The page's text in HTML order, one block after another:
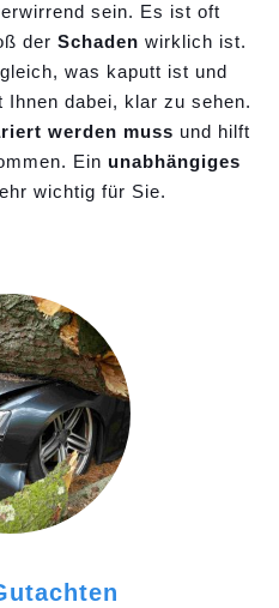
sein. Es ist oft
der Schaden wirklich ist.
was kaputt ist und
dabei, klar zu sehen.
werden muss und hilft
Ein unabhängiges
wichtig für Sie.